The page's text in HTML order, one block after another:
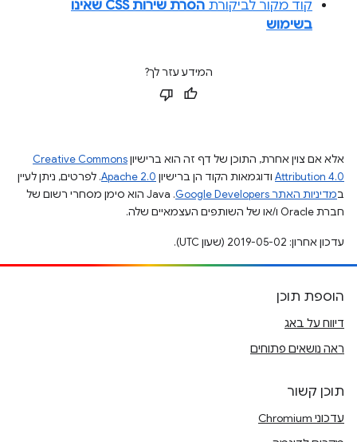
קוד מקור לביקורת
הסרת שירות CSS שאינו
בשימוש
המידע עזר לך?
אלא אם צוין אחרת, התוכן של דף זה הוא ברישיוןCreative Commons
Attribution 4.0 ודוגמאות הקוד הן ברישיון Apache 2.0. לפרטים, ניתן לעיין
במדיניות האתר Google Developers‏
.‏ Java הוא סימן מסחרי רשום של
חברת Oracle ו/או של השותפים העצמאיים שלה.
עדכון אחרון: 2019-05-02 (שעון UTC).
הוספת תוכן
דיווח על באג
ראה נושאים פתוחים
תוכן קשור
עדכוני Chromium